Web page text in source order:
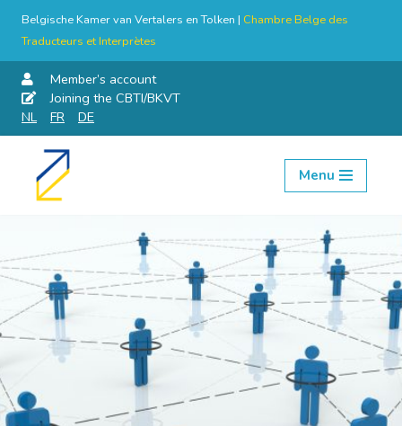
Belgische Kamer van Vertalers en Tolken | Chambre Belge des
Traducteurs et Interprètes
Member’s account
Joining the CBTI/BKVT
NL
FR DE
Skip
Menu